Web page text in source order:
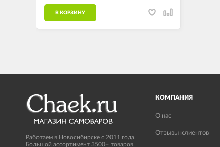
В КОРЗИНУ
Работаем в Новосибирске с 2011 года.
Большой ассортимент 3500+ товаров,
КОМПАНИЯ
О нас
Отзывы клиентов